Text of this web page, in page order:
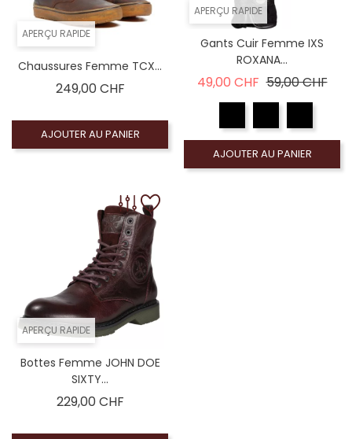
APERÇU RAPIDE
Chaussures Femme TCX...
249,00 CHFPrix
AJOUTER AU PANIER
APERÇU RAPIDE
Gants Cuir Femme IXS
ROXANA...
49,00 CHF Prix de base
59,00 CHFPrix
AJOUTER AU PANIER
APERÇU RAPIDE
Bottes Femme JOHN DOE
SIXTY...
229,00 CHFPrix